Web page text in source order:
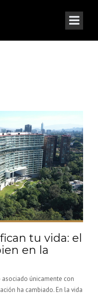
tu vida: el
en la
únicamente con
ha cambiado. En la vida